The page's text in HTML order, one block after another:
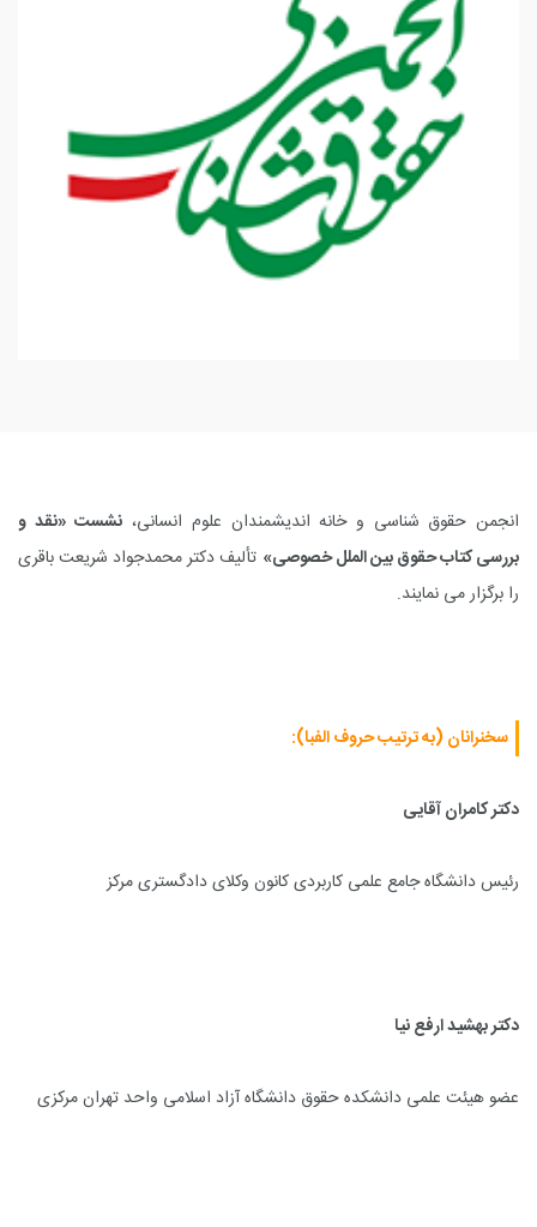
انجمن حقوق شناسی و خانه اندیشمندان علوم انسانی، نشست «نقد و
بررسی کتاب حقوق بین الملل خصوصی» تألیف دکتر محمدجواد شریعت باقری
را برگزار می نمایند.
سخنرانان (به ترتیب حروف الفبا):
دکتر کامران آقایی
رئیس دانشگاه جامع علمی کاربردی کانون وکلای دادگستری مرکز
دکتر بهشید ارفع نیا
عضو هیئت علمی دانشکده حقوق دانشگاه آزاد اسلامی واحد تهران مرکزی